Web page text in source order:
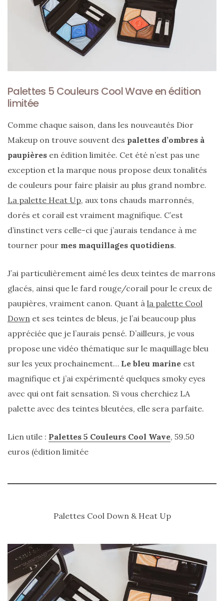
Les
belles
marques
de
sacs
vegan
:
7
alternatives
responsables
11/04/2026
Mini
Marly
Ateliers
Auguste,
lequel
choisir
?
Palettes 5 Couleurs Cool Wave en édition
limitée
Comme chaque saison, dans les nouveautés Dior
Makeup on trouve souvent des palettes d’ombres à
paupières en édition limitée. Cet été n’est pas une
exception et la marque nous propose deux tonalités
de couleurs pour faire plaisir au plus grand nombre.
La palette Heat Up, aux tons chauds marronnés,
dorés et corail est vraiment magnifique. C’est
d’instinct vers celle-ci que j’aurais tendance à me
tourner pour mes maquillages quotidiens.
J’ai particulièrement aimé les deux teintes de marrons
glacés, ainsi que le fard rouge/corail pour le creux de
paupières, vraiment canon. Quant à la palette Cool
Down et ses teintes de bleus, je l’ai beaucoup plus
appréciée que je l’aurais pensé. D’ailleurs, je vous
propose une vidéo thématique sur le maquillage bleu
sur les yeux prochainement… Le bleu marine est
magnifique et j’ai expérimenté quelques smoky eyes
avec qui ont fait sensation. Si vous cherchiez LA
palette avec des teintes bleutées, elle sera parfaite.
Lien utile : Palettes 5 Couleurs Cool Wave, 59.50
euros (édition limitée
Palettes Cool Down & Heat Up